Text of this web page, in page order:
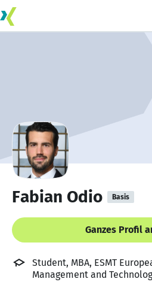
Fabian Odio Basis
Ganzes Profil
Student, MBA, ESMT
Management and